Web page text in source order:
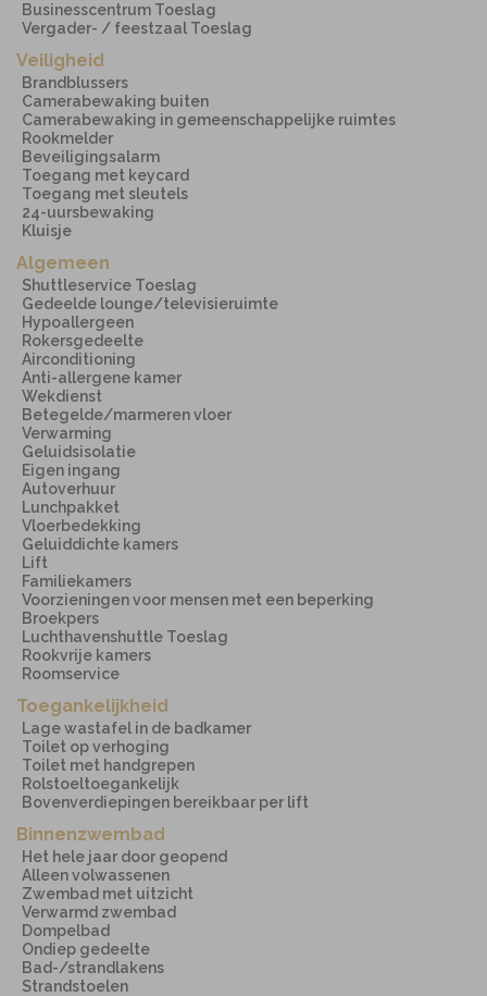
Businesscentrum Toeslag
Vergader- / feestzaal Toeslag
Veiligheid
Brandblussers
Camerabewaking buiten
Camerabewaking in gemeenschappelijke ruimtes
Rookmelder
Beveiligingsalarm
Toegang met keycard
Toegang met sleutels
24-uursbewaking
Kluisje
Algemeen
Shuttleservice Toeslag
Gedeelde lounge/televisieruimte
Hypoallergeen
Rokersgedeelte
Airconditioning
Anti-allergene kamer
Wekdienst
Betegelde/marmeren vloer
Verwarming
Geluidsisolatie
Eigen ingang
Autoverhuur
Lunchpakket
Vloerbedekking
Geluiddichte kamers
Lift
Familiekamers
Voorzieningen voor mensen met een beperking
Broekpers
Luchthavenshuttle Toeslag
Rookvrije kamers
Roomservice
Toegankelijkheid
Lage wastafel in de badkamer
Toilet op verhoging
Toilet met handgrepen
Rolstoeltoegankelijk
Bovenverdiepingen bereikbaar per lift
Binnenzwembad
Het hele jaar door geopend
Alleen volwassenen
Zwembad met uitzicht
Verwarmd zwembad
Dompelbad
Ondiep gedeelte
Bad-/strandlakens
Strandstoelen